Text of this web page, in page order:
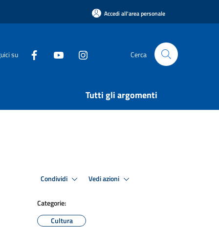
Accedi all'area personale
su Cerca
Tutti gli argomenti
Condividi Vedi azioni
Categorie:
Cultura